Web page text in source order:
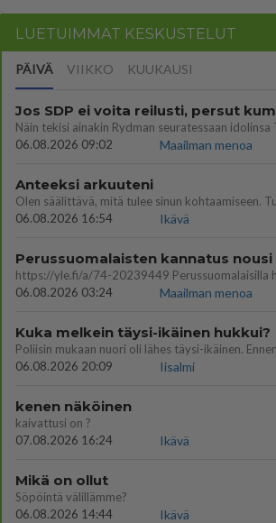
LUETUIMMAT KESKUSTELUT
PÄIVÄ VIIKKO KUUKAUSI
06.08.2026 09:02
Maailman menoa
Anteeksi arkuuteni
06.08.2026 16:54
Ikävä
06.08.2026 03:24
Maailman menoa
Kuka melkein täysi-ikäinen hukkui?
06.08.2026 20:09
Iisalmi
kenen näköinen
kaivattusi on ?
07.08.2026 16:24
Ikävä
Mikä on ollut
Söpöintä välillämme?
06.08.2026 14:44
Ikävä